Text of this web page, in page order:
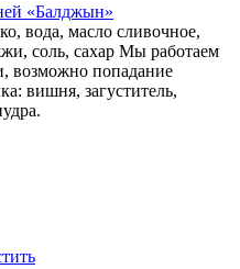
«Балджын»
вода, масло сливочное,
соль, сахар Мы работаем
возможно попадание
вишня, загуститель,